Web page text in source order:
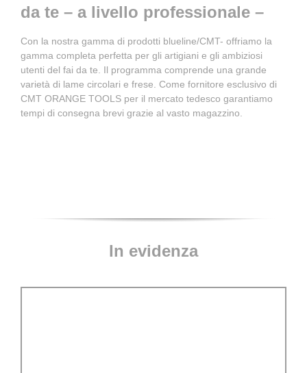
da te – a livello professionale –
Con la nostra gamma di prodotti blueline/CMT- offriamo la
gamma completa perfetta per gli artigiani e gli ambiziosi
utenti del fai da te. Il programma comprende una grande
varietà di lame circolari e frese. Come fornitore esclusivo di
CMT ORANGE TOOLS per il mercato tedesco garantiamo
tempi di consegna brevi grazie al vasto magazzino.
In evidenza